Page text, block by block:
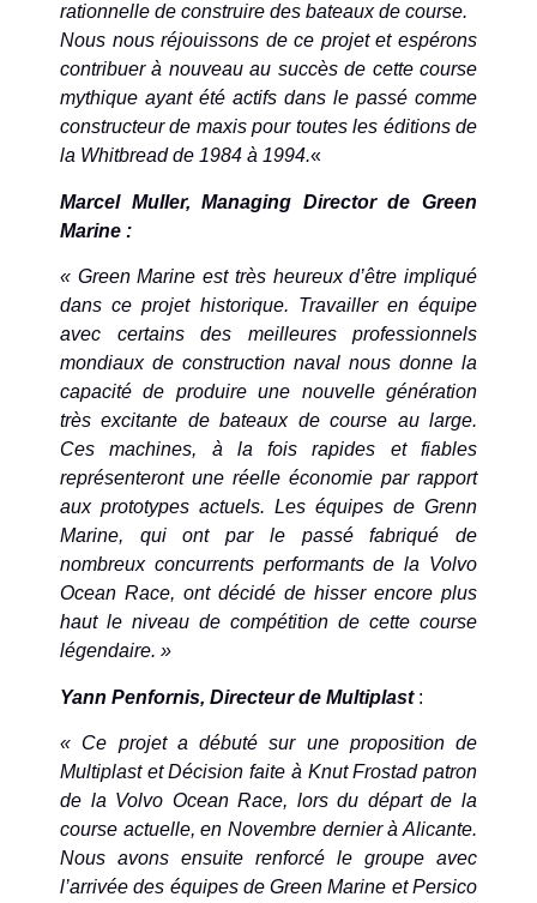
rationnelle de construire des bateaux de course.
Nous nous réjouissons de ce projet et espérons
contribuer à nouveau au succès de cette course
mythique ayant été actifs dans le passé comme
constructeur de maxis pour toutes les éditions de
la Whitbread de 1984 à 1994.«
Marcel Muller, Managing Director de Green
Marine :
« Green Marine est très heureux d’être impliqué
dans ce projet historique. Travailler en équipe
avec certains des meilleures professionnels
mondiaux de construction naval nous donne la
capacité de produire une nouvelle génération
très excitante de bateaux de course au large.
Ces machines, à la fois rapides et fiables
représenteront une réelle économie par rapport
aux prototypes actuels. Les équipes de Grenn
Marine, qui ont par le passé fabriqué de
nombreux concurrents performants de la Volvo
Ocean Race, ont décidé de hisser encore plus
haut le niveau de compétition de cette course
légendaire. »
Yann Penfornis, Directeur de Multiplast :
« Ce projet a débuté sur une proposition de
Multiplast et Décision faite à Knut Frostad patron
de la Volvo Ocean Race, lors du départ de la
course actuelle, en Novembre dernier à Alicante.
Nous avons ensuite renforcé le groupe avec
l’arrivée des équipes de Green Marine et Persico